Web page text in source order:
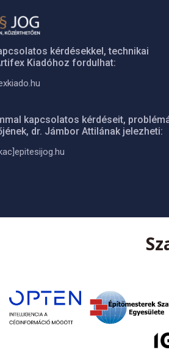
kérdésekkel, technikai
Kiadóhoz fordulhat:
kapcsolatos kérdéseit,
dr. Jámbor Attilának jelezheti: